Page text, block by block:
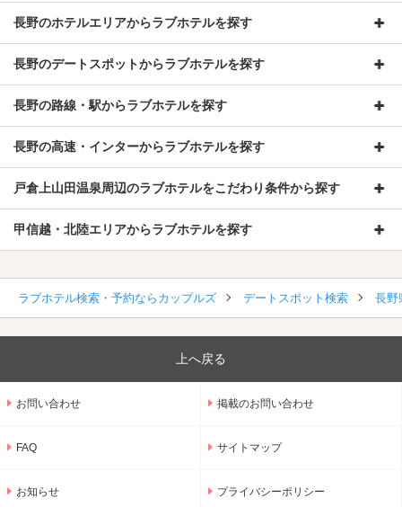
長野のホテルエリアからラブホテルを探す
長野のデートスポットからラブホテルを探す
長野の路線・駅からラブホテルを探す
長野の高速・インターからラブホテルを探す
戸倉上山田温泉周辺のラブホテルをこだわり条件から探す
甲信越・北陸エリアからラブホテルを探す
ラブホテル検索・予約ならカップルズ デートスポット検索 長野
上へ戻る
お問い合わせ 掲載のお問い合わせ
FAQ サイトマップ
お知らせ プライバシーポリシー